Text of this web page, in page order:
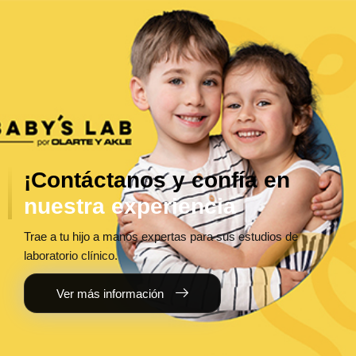
¡Contáctanos y confía en
nuestra experiencia
Trae a tu hijo a manos expertas para sus estudios de
laboratorio clínico.
Ver más información